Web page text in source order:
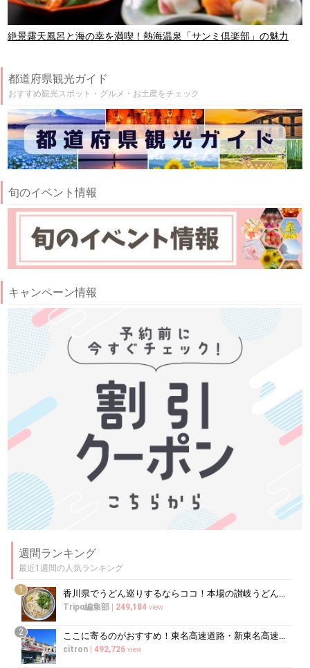
絶景露天風呂と海の幸を満喫！熱海温泉「サンミ倶楽部」の魅力
都道府県観光ガイド
おすすめ観光スポット・グルメ・お土産をチェック
旬のイベント情報
キャンペーン情報
週間ランキング
最近1週間の人気ランキング
1 香川県でうどん巡りするならココ！本場の讃岐うどんの名店
Tripα編集部 | 249,184 view
2 ここに寄るのがおすすめ！東名高速道路・新東名高速道路の充実のSA・PA10選
citron | 492,726 view